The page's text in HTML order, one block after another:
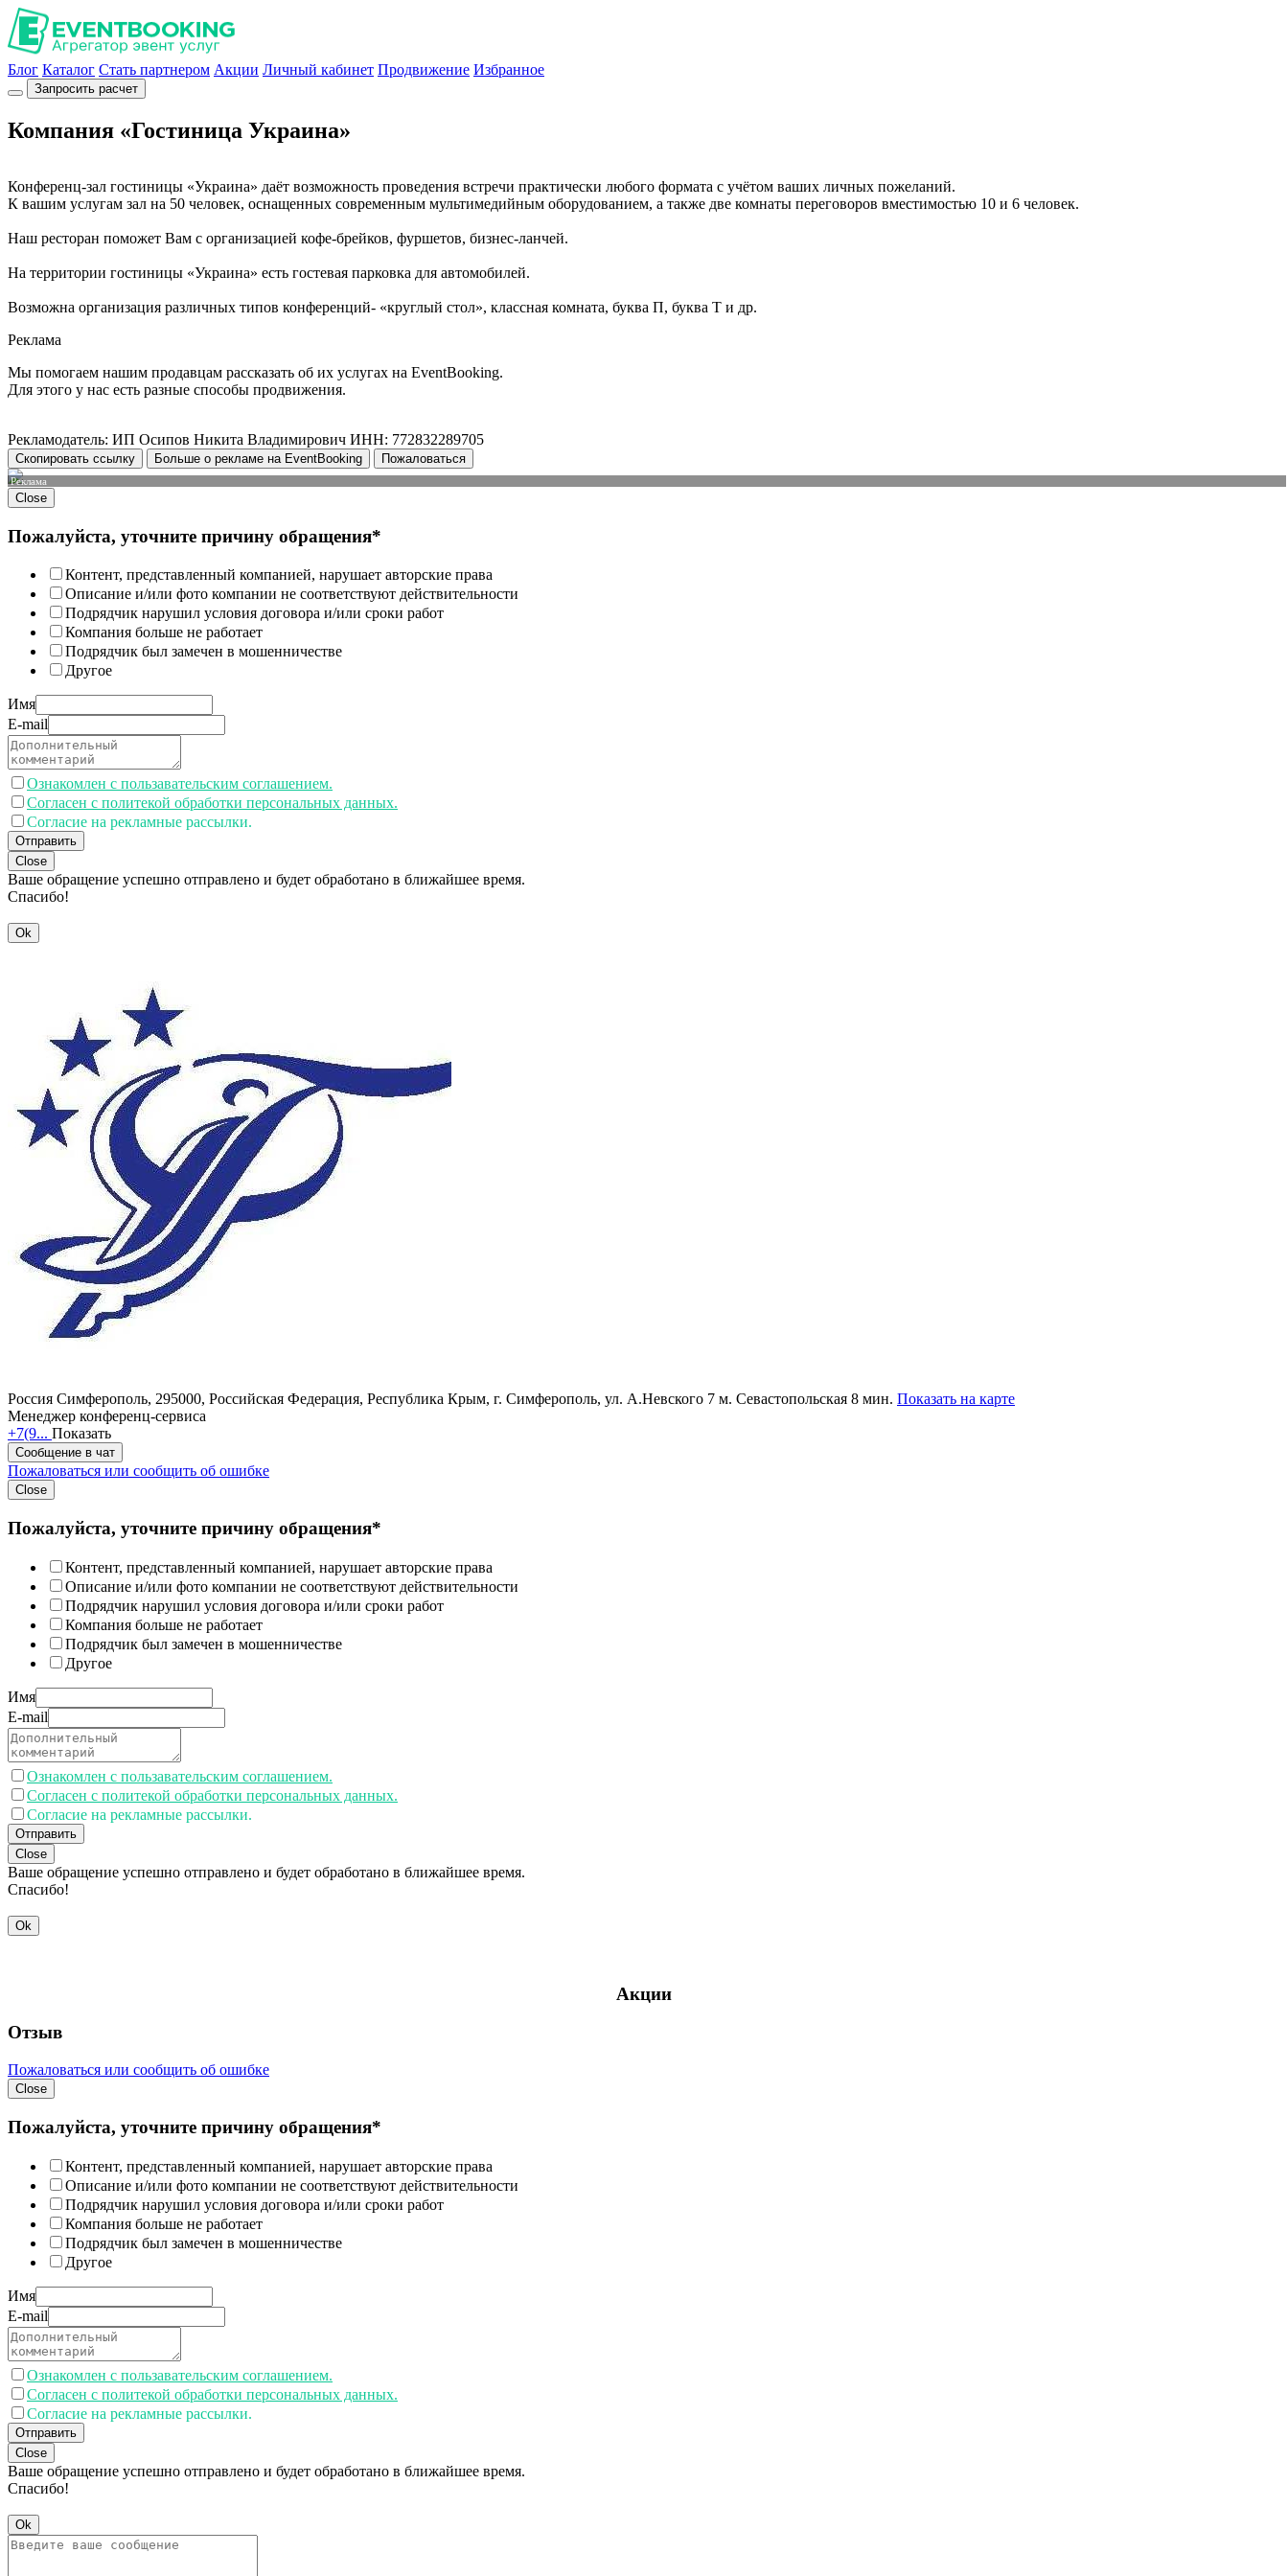
Блог Каталог Стать партнером Акции Личный кабинет Продвижение Избранное
Запросить расчет
Компания «Гостиница Украина»
Конференц-зал гостиницы «Украина» даёт возможность проведения встречи практически любого формата с учётом ваших личных пожеланий.
К вашим услугам зал на 50 человек, оснащенных современным мультимедийным оборудованием, а также две комнаты переговоров вместимостью 10 и 6 человек.
Наш ресторан поможет Вам с организацией кофе-брейков, фуршетов, бизнес-ланчей.
На территории гостиницы «Украина» есть гостевая парковка для автомобилей.
Возможна организация различных типов конференций- «круглый стол», классная комната, буква П, буква Т и др.
Реклама
Мы помогаем нашим продавцам рассказать об их услугах на EventBooking.
Для этого у нас есть разные способы продвижения.
Рекламодатель: ИП Осипов Никита Владимирович ИНН: 772832289705
Скопировать ссылку Больше о рекламе на EventBooking Пожаловаться
Реклама
Close
Пожалуйста, уточните причину обращения*
Контент, представленный компанией, нарушает авторские права
Описание и/или фото компании не соответствуют действительности
Подрядчик нарушил условия договора и/или сроки работ
Компания больше не работает
Подрядчик был замечен в мошенничестве
Другое
Имя
E-mail
Ознакомлен с пользавательским соглашением.
Согласен с политекой обработки персональных данных.
Согласие на рекламные рассылки.
Отправить
Close
Ваше обращение успешно отправлено и будет обработано в ближайшее время.
Спасибо!
Ok
Россия Симферополь, 295000, Российская Федерация, Республика Крым, г. Симферополь, ул. А.Невского 7 м. Севастопольская 8 мин. Показать на карте
Менеджер конференц-сервиса
+7(9... Показать
Сообщение в чат
Пожаловаться или сообщить об ошибке
Close
Пожалуйста, уточните причину обращения*
Контент, представленный компанией, нарушает авторские права
Описание и/или фото компании не соответствуют действительности
Подрядчик нарушил условия договора и/или сроки работ
Компания больше не работает
Подрядчик был замечен в мошенничестве
Другое
Имя
E-mail
Ознакомлен с пользавательским соглашением.
Согласен с политекой обработки персональных данных.
Согласие на рекламные рассылки.
Отправить
Close
Ваше обращение успешно отправлено и будет обработано в ближайшее время.
Спасибо!
Ok
Акции
Отзыв
Пожаловаться или сообщить об ошибке
Close
Пожалуйста, уточните причину обращения*
Контент, представленный компанией, нарушает авторские права
Описание и/или фото компании не соответствуют действительности
Подрядчик нарушил условия договора и/или сроки работ
Компания больше не работает
Подрядчик был замечен в мошенничестве
Другое
Имя
E-mail
Ознакомлен с пользавательским соглашением.
Согласен с политекой обработки персональных данных.
Согласие на рекламные рассылки.
Отправить
Close
Ваше обращение успешно отправлено и будет обработано в ближайшее время.
Спасибо!
Ok